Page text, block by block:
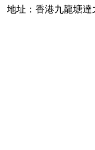
地址：香港九龍塘